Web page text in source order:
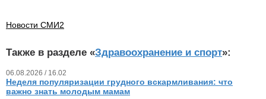
Новости СМИ2
Также в разделе «Здравоохранение и спорт»:
06.08.2026 / 16.02
Неделя популяризации грудного вскармливания: что
важно знать молодым мамам